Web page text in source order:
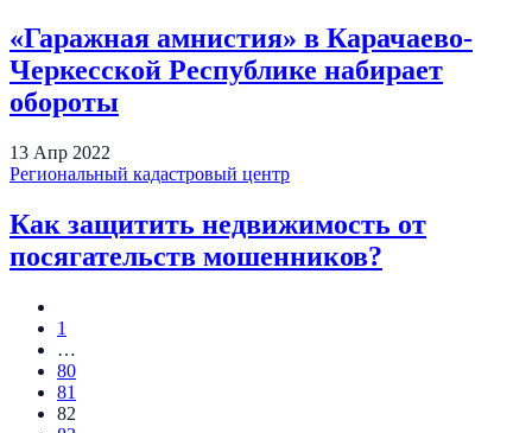
«Гаражная амнистия» в Карачаево-
Черкесской Республике набирает
обороты
13 Апр 2022
Региональный кадастровый центр
Как защитить недвижимость от
посягательств мошенников?
1
…
80
81
82